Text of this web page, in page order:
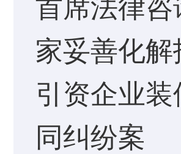
首席法律咨
家妥善化解
引资企业装
同纠纷案